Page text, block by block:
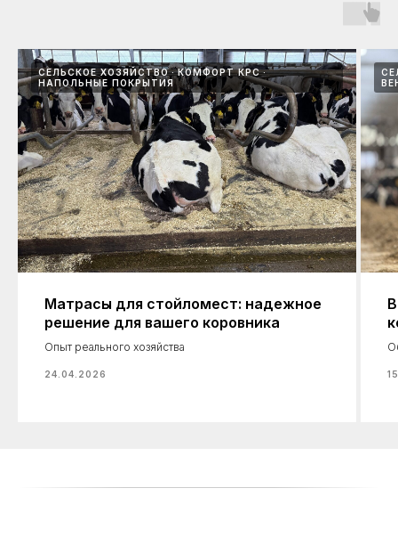
СЕЛЬСКОЕ ХОЗЯЙСТВО
КОМФОРТ КРС
НАПОЛЬНЫЕ ПОКРЫТИЯ
Матрасы для стойломест: надежное
решение для вашего коровника
Опыт реального хозяйства
24.04.2026